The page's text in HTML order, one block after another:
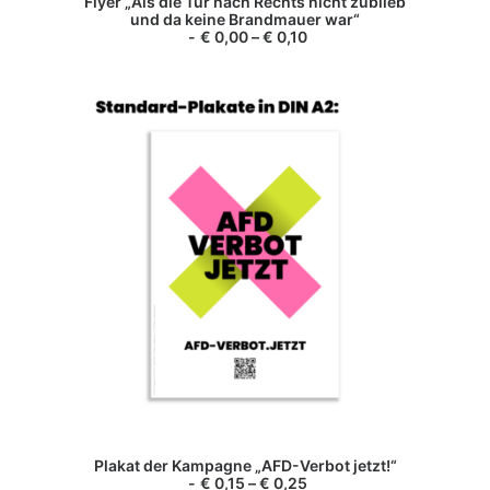
weist
mehrere
Optionen
Produktseite
und da keine Brandmauer war“
€ 0,00–€ 0,10
AUSFÜHRUNG WÄHLEN
weist
Plakat der Kampagne „AFD-Verbot jetzt!“
€ 0,15 –€ 0,25